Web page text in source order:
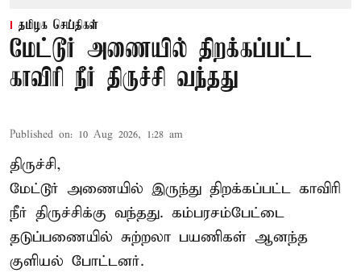
தமிழக செய்திகள்
மேட்டூர் அணையில் திறக்கப்பட்ட
காவிரி நீர் திருச்சி வந்தது
Published on: 10 Aug 2026, 1:28 am
திருச்சி,
மேட்டூர் அணையில் இருந்து திறக்கப்பட்ட காவிரி
நீர் திருச்சிக்கு வந்தது. கம்பரசம்பேட்டை
தடுப்பணையில் சுற்றலா பயணிகள் ஆனந்த
குளியல் போட்டனர்.